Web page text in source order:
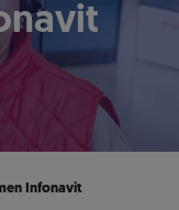
Infonavit